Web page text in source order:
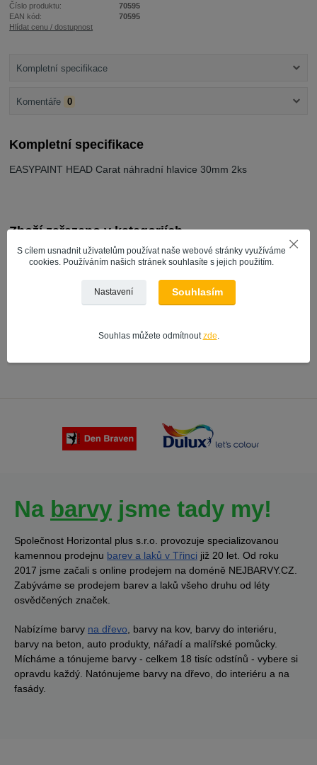
Číslo produktu:
70595
EAN kód:
70595
Hlídat cenu / dostupnost
Kompletní specifikace
Komentáře 0
Kompletní specifikace
EASYPAINT HEAD Carat náhradní hlavice 30mm 2ks
Zboží zařazeno v kategoriích
MALÍŘSKÉ NÁŘADÍ A DOPLŇKY
Na barvy jsme tady my!
Společnost Horizontal plus s.r.o. provozuje specializovanou
kamennou prodejnu barev a laků v Třinci již 20 let. Od roku
2017 jsme začali s online prodejem na doméně NEJBARVY.CZ.
Zabýváme se prodejem barev a laků všeho druhu od léty
osvědčených značek.
Nabízíme barvy na dřevo , barvy na kov, barvy do interiéru,
barvy na beton, auto produkty, nářadí a malířské pomůcky.
Mícháme a tónujeme barvy - celkem 18 tisíc odstínů - vybere si
opravdu každý. Natónujeme barvy na dřevo, do interiéru a na
fasády.
S cílem usnadnit uživatelům používat naše webové stránky využíváme
cookies. Používáním našich stránek souhlasíte s jejich použitím.
Nastavení Souhlasím
Souhlas můžete odmítnout zde